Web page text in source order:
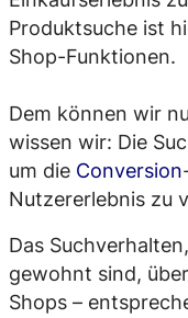
Produktsuche ist
Shop-Funktionen.
Dem können wir
wissen wir: Die
um die Conversion
Nutzererlebnis zu
Das
gewohnt sind,
Shops –